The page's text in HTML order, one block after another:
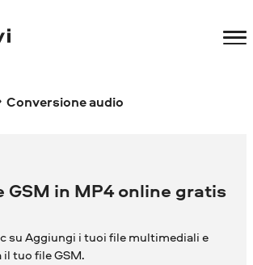
Conversione audio
GSM in MP4 online gratis
su Aggiungi i tuoi file multimediali e
il tuo file GSM.